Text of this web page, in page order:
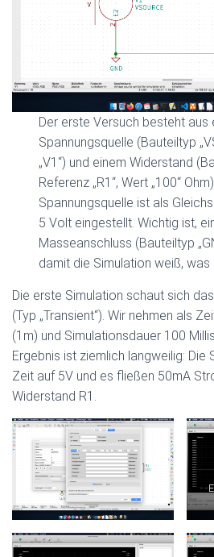
Der erste Versuch besteht aus
Spannungsquelle (Bauteiltyp
„V1“) und einem Widerstand
Referenz „R1“, Wert „100“
Spannungsquelle ist als
5 Volt eingestellt. Wichtig ist,
Masseanschluss (Bauteiltyp
damit die Simulation weiß, was
Die erste Simulation schaut sich
(Typ „Transient“). Wir nehmen als
(1m) und Simulationsdauer 100
Ergebnis ist ziemlich langweilig: Die
Zeit auf 5V und es fließen 50mA
Widerstand R1.